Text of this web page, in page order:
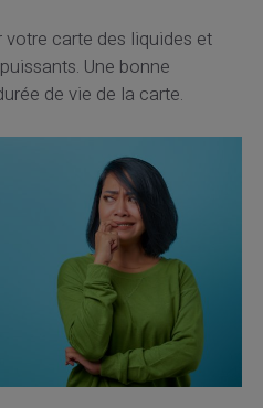
carte des liquides et
Une bonne
de vie de la carte.